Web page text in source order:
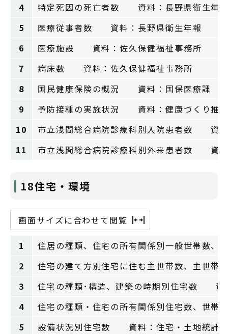
4
特定死因の死亡者数 資料：長野県衛生年
5
医療従事者数 資料：長野県衛生年報
6
医療施設 資料：佐久保健福祉事務所
7
病床数 資料：佐久保健福祉事務所
8
国民健康保険の概況 資料：国保医療課
9
予防接種の実施状況 資料：健康づくり推
10
市立浅間総合病院診療科別入院患者数 資
11
市立浅間総合病院診療科別外来患者数 資
18住宅・環境
画面サイズに合わせて閲覧
1
住居の種類、住宅の所有関係別一般世帯数
2
住宅の建て方別住宅に住む主世帯数、主世
3
住宅の種類･構造、建築の時期別住宅数 資
4
住宅の種類・住宅の所有関係別住宅数、世
5
設備状況別住宅数 資料：住宅・土地統計